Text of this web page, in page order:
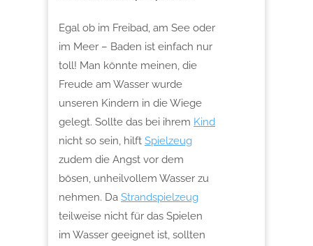
Egal ob im Freibad, am See oder
im Meer – Baden ist einfach nur
toll! Man könnte meinen, die
Freude am Wasser wurde
unseren Kindern in die Wiege
gelegt. Sollte das bei ihrem Kind
nicht so sein, hilft Spielzeug
zudem die Angst vor dem
bösen, unheilvollem Wasser zu
nehmen. Da Strandspielzeug
teilweise nicht für das Spielen
im Wasser geeignet ist, sollten